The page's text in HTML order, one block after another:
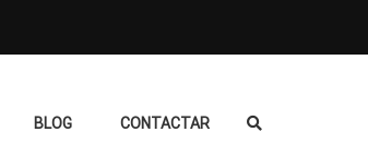
BLOG CONTACTAR